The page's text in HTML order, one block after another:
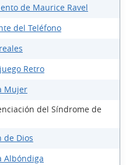
de Maurice Ravel
del Teléfono
Retro
Mujer
del Síndrome de
de Dios
Albóndiga